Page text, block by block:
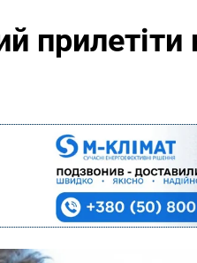
прилетіти